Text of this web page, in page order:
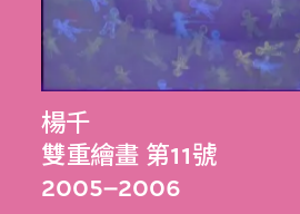
楊千
雙重繪畫 第11號
2005–2006